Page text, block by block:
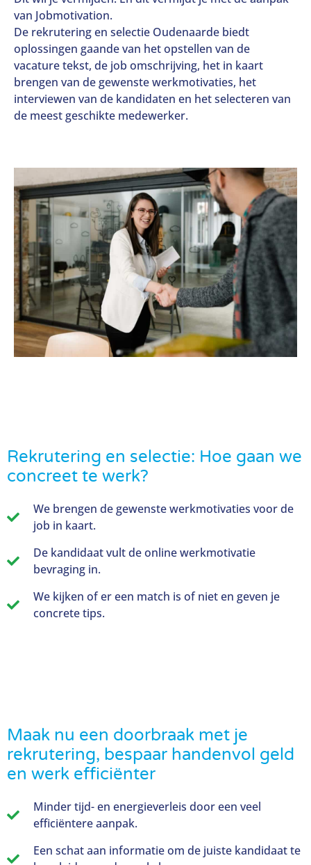
van Jobmotivation.
De rekrutering en selectie Oudenaarde biedt
oplossingen gaande van het opstellen van de
vacature tekst, de job omschrijving, het in kaart
brengen van de gewenste werkmotivaties, het
interviewen van de kandidaten en het selecteren van
de meest geschikte medewerker.
Rekrutering en selectie: Hoe gaan we
concreet te werk?
We brengen de gewenste werkmotivaties voor de
job in kaart.
De kandidaat vult de online werkmotivatie
bevraging in.
We kijken of er een match is of niet en geven je
concrete tips.
Maak nu een doorbraak met je
rekrutering, bespaar handenvol geld
en werk efficiënter
Minder tijd- en energieverleis door een veel
efficiëntere aanpak.
Een schat aan informatie om de juiste kandidaat te